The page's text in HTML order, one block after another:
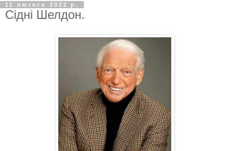
11 лютого 2022 р.
Сідні Шелдон.